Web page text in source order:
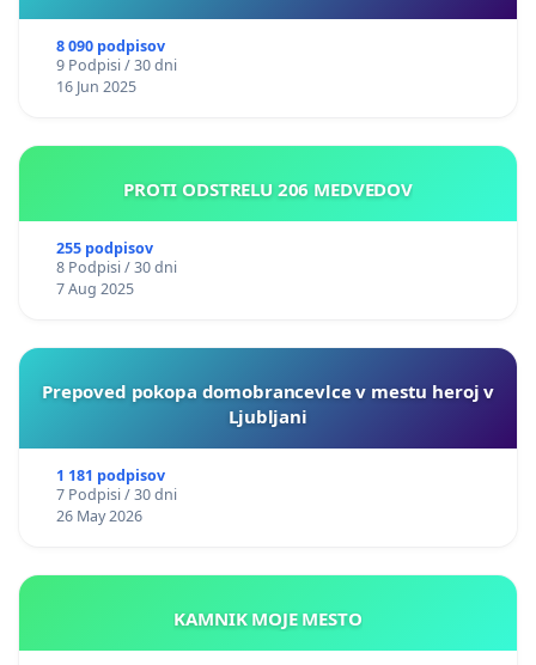
8 090 podpisov
9 Podpisi / 30 dni
16 Jun 2025
PROTI ODSTRELU 206 MEDVEDOV
255 podpisov
8 Podpisi / 30 dni
7 Aug 2025
Prepoved pokopa domobrancevlce v mestu heroj v
Ljubljani
1 181 podpisov
7 Podpisi / 30 dni
26 May 2026
KAMNIK MOJE MESTO